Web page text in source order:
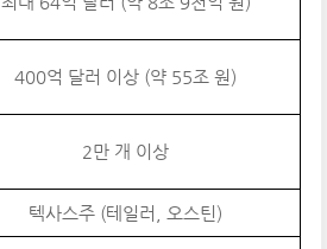
400억 달러 이상 (약 55조 원)
2만 개 이상
텍사스주 (테일러, 오스틴)